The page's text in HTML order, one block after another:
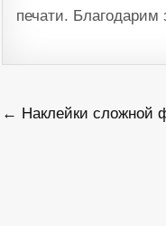
печати. Благодарим
Навигация
← Наклейки сложной